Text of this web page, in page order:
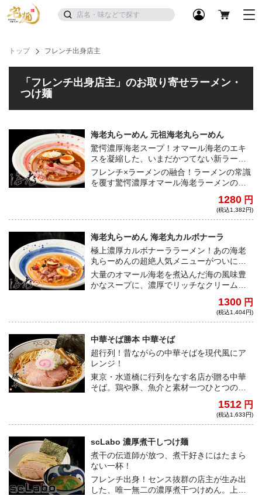
トップ フレンチ出身店主
「フレンチ出身店主」のお取り寄せラーメン・
つけ麺
海老丸らーめん 元祖海老丸らーめん
驚愕濃厚海老スープ！オマール海老のエキ
スを凝縮した、いまだかつてない新ラーメ
ン！
フレンチ×ラーメンの融合！ラーメンの常識
を覆す驚愕濃厚オマール海老ラーメンの登
は、海老の旨味がこれでもかと濃縮されて
いて、驚くほどの濃度！そこにもちもち平
る。フレンチ出身の店主さんが誇る極上の
一杯、とくとご賞味あれ！
1280 円
(税込1,382円)
海老丸らーめん 海老丸カルボナーラ
極上濃厚カルボナーララーメン！あの海老
丸らーめんの超絶人気メニューがついに登
場！
大量のオマール海老を煮込んだ海の風味豊
かなスープに、濃厚でリッチなクリームが
完成する。唯一無二の海老丸が放つ、間違
いなくラーメン界に激震を及ぼす一杯、と
1300 円
(税込1,404円)
中華そば勝本 中華そば
超行列！昔ながらの中華そばを現代風にア
レンジ！
東京・水道橋に行列をなす名店が贈る中華
そば。鶏や豚、魚介と素材一つひとつの最
ある優しい味わいが心をくすぐる。1512 円
(税込1,633円)
scLabo 濃厚煮干しつけ麺
煮干の伝道師が放つ、煮干好きにはたまら
ない一杯！
フレンチ出身！センス抜群の店主が生み出
した、唯一無二の濃厚煮干つけめん。上質